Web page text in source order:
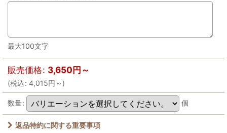
最大100文字
販売価格: 3,650円～
(税込: 4,015円 ～ )
数量: 個
返品特約に関する重要事項